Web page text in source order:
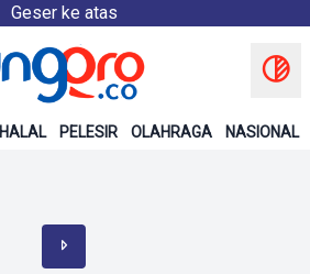
Geser ke atas
HALAL PELESIR OLAHRAGA NASIONAL